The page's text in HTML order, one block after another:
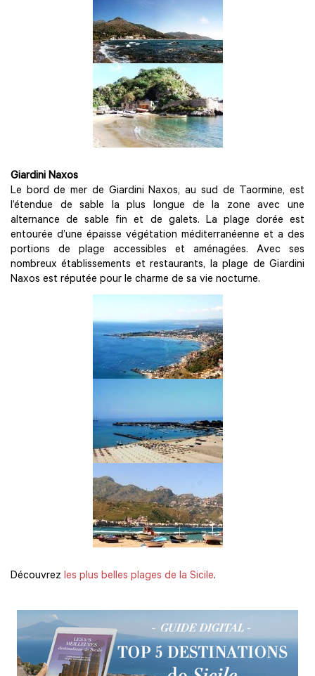
Giardini Naxos
Le bord de mer de Giardini Naxos, au sud de Taormine, est
l’étendue de sable la plus longue de la zone avec une
alternance de sable fin et de galets. La plage dorée est
entourée d’une épaisse végétation méditerranéenne et a des
portions de plage accessibles et aménagées. Avec ses
nombreux établissements et restaurants, la plage de Giardini
Naxos est réputée pour le charme de sa vie nocturne.
Découvrez les plus belles plages de la Sicile.